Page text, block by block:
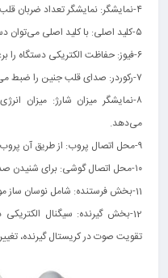
۴-نمایشگر: نمایشگر تعداد ضربان قلب جنین را نشان می‌دهد.
۵-کلید اصلی: با کلید اصلی می‌توان دستگاه را روشن و خاموش کرد.
۶-فیوز: حفاظت الکتریکی دستگاه را برعهده دارد.
۷-رکوردر: صدای قلب جنین را ضبط می‌کند.
۸-نمایشگر میزان شارژ: میزان
می‌دهد.
۹-محل اتصال پروب: از طریق آن پروب به دستگاه وصل می‌شود.
۱۰-محل اتصال گوشی: برای شنیدن صدا یک هدفون به دستگاه متصل می‌گردد.
11-بخش فرستنده: شامل نوسان ساز موج سینوسی با فرکانس حدود ۲مگاهرتز ایت.
12-بخش گیرنده: سیگنال
تقویت صوت در کریستال گیرنده،